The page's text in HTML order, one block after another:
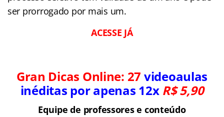
ser prorrogado por mais um.
ACESSE JÁ
Gran Dicas Online: 27 videoaulas
inéditas por apenas 12x R$ 5,90
Equipe de professores e conteúdo